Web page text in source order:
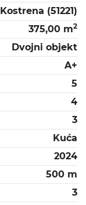
Kostrena (51221)
375,00 m2
Dvojni objekt
A+
5
4
3
Kuća
2024
500 m
3